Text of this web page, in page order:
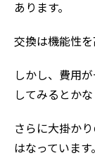
あります。
交換は機能性を
しかし、費用
してみるとか
さらに大掛か
はなっています。